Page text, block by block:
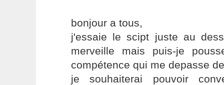
bonjour a tous,
j'essaie le scipt juste au
merveille mais puis-je
compétence qui me depasse
je souhaiterai pouvoir